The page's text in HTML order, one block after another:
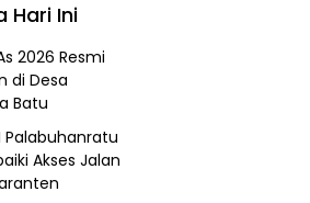
Hari Ini
2026 Resmi
di Desa
Batu
Palabuhanratu
Akses Jalan